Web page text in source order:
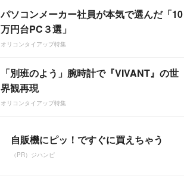
パソコンメーカー社員が本気で選んだ「10
万円台PC３選」
オリコンタイアップ特集
「別班のよう」腕時計で『VIVANT』の世
界観再現
オリコンタイアップ特集
自販機にピッ！ですぐに買えちゃう
（PR）ジハンピ